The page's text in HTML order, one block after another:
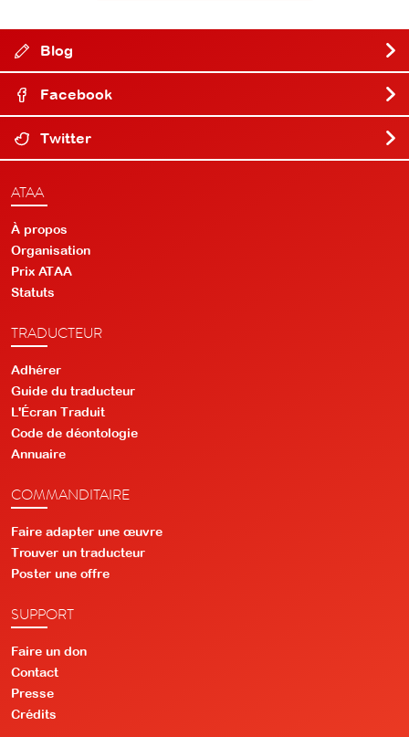
Blog
Facebook
Twitter
ATAA
À propos
Organisation
Prix ATAA
Statuts
TRADUCTEUR
Adhérer
Guide du traducteur
L'Écran Traduit
Code de déontologie
Annuaire
COMMANDITAIRE
Faire adapter une œuvre
Trouver un traducteur
Poster une offre
SUPPORT
Faire un don
Contact
Presse
Crédits